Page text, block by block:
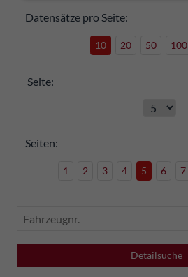
Datensätze pro Seite:
10 20 50 100
Seite:
Seiten:
1 2 3 4 5 6 7
Fahrzeugnr.
Detailsuche